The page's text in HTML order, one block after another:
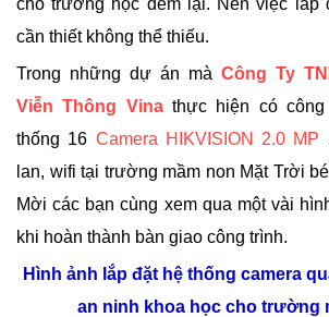
cho trường học đem lại. Nên việc lắp
cần thiết không thể thiếu.
Trong những dự án màCông Ty
Viễn Thông Vinathực hiện có công
thống 16 Camera HIKVISION 2.0 MP
lan, wifi tại trường mầm non Mặt Trời
Mời các bạn cùng xem qua một vài
khi hoàn thành bàn giao công trình.
Hình ảnh lắp đặt hệ thống camera
an ninh khoa học cho trường